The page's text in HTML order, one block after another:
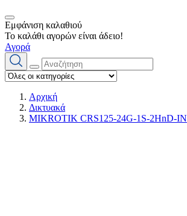
Εμφάνιση καλαθιού
Το καλάθι αγορών είναι άδειο!
Αγορά
Αρχική
Δικτυακά
MIKROTIK CRS125-24G-1S-2HnD-IN